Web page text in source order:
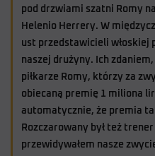
pod drzwiami szatni Romy
Helenio Herrery. W
ust przedstawicieli włoskiej
naszej drużyny. Ich
piłkarze Romy, którzy za
obiecaną premię 1 miliona
automatycznie, że premia ta
Rozczarowany był też
przewidywałem nasze